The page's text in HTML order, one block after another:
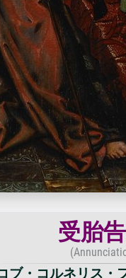
受胎
ブ・コルネリス・